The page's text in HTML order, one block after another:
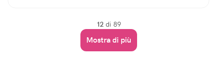
12 di 89
Mostra di più